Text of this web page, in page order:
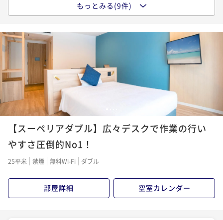
【スタンダードプラン】南国リゾートで自由気ままに
滞在（食事なし）
素泊まり 現地決済可
IN 15:00 - 21:00 OUT11:00
最大7％OFF
ポイントアップ
【早期割引30】南国リゾートで自由気ままに滞在（朝
食付）
朝食付き 現地決済可
¥13,380~
2名 ¥ 12,443 ~
もっとみる(9件)
【スーペリアダブル】広々デスクで作業の行い
やすさ圧倒的No1！
25平米 禁煙 無料Wi-Fi ダブル
部屋詳細 空室カレンダー